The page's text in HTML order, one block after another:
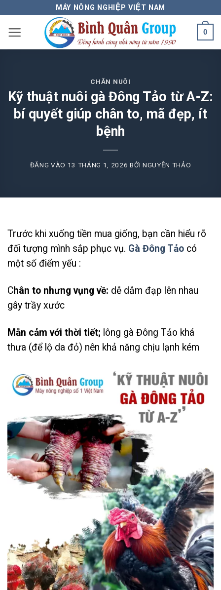
nội
dung
MÁY NÔNG NGHIỆP VIỆT NAM
0
CHĂN NUÔI
Kỹ thuật nuôi gà Đông Tảo từ A-Z:
bí quyết giúp chân to, mã đẹp, ít
bệnh
ĐĂNG VÀO 13 THÁNG 1, 2026 BỞI NGUYỄN THẢO
Trước khi xuống tiền mua giống, bạn cần hiểu rõ
đối tượng mình sắp phục vụ. Gà Đông Tảo có
một số điểm yếu :
Chân to nhưng vụng về: dễ dẫm đạp lên nhau
gây trầy xước
Mẫn cảm với thời tiết; lông gà Đông Tảo khá
thưa (để lộ da đỏ) nên khả năng chịu lạnh kém